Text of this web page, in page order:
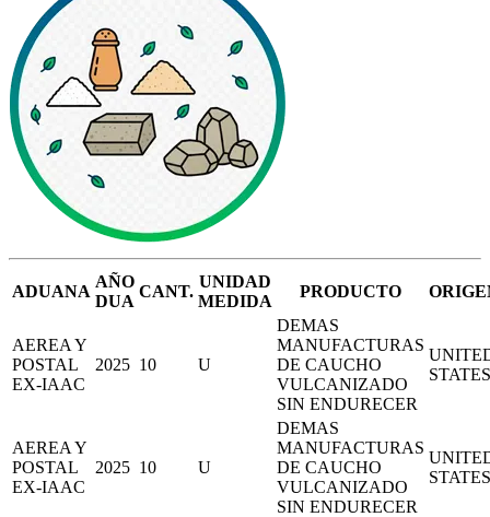
ADUANA
AÑO
DUA
CANT.
UNIDAD
MEDIDA
PRODUCTO
AEREA Y
POSTAL
EX-IAAC
2025 10 U
DEMAS
MANUFACTURAS
DE CAUCHO
VULCANIZADO
SIN ENDURECER
STATES
AEREA Y
POSTAL
EX-IAAC
2025 10 U
DEMAS
MANUFACTURAS
DE CAUCHO
VULCANIZADO
SIN ENDURECER
STATES